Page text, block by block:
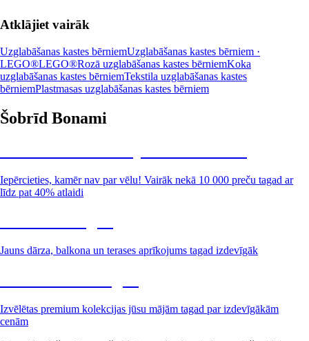
Atklājiet vairāk
Uzglabāšanas kastes bērniemUzglabāšanas kastes bērniem ·
LEGO®LEGO®Rozā uzglabāšanas kastes bērniemKoka
uzglabāšanas kastes bērniemTekstila uzglabāšanas kastes
bērniemPlastmasas uzglabāšanas kastes bērniem
Šobrīd Bonami
Iepērcieties, kamēr nav par vēlu! Vairāk nekā 10 000 preču tagad ar
līdz pat 40% atlaidi
Jauns dārza, balkona un terases aprīkojums tagad izdevīgāk
Izvēlētas premium kolekcijas jūsu mājām tagad par izdevīgākām
cenām